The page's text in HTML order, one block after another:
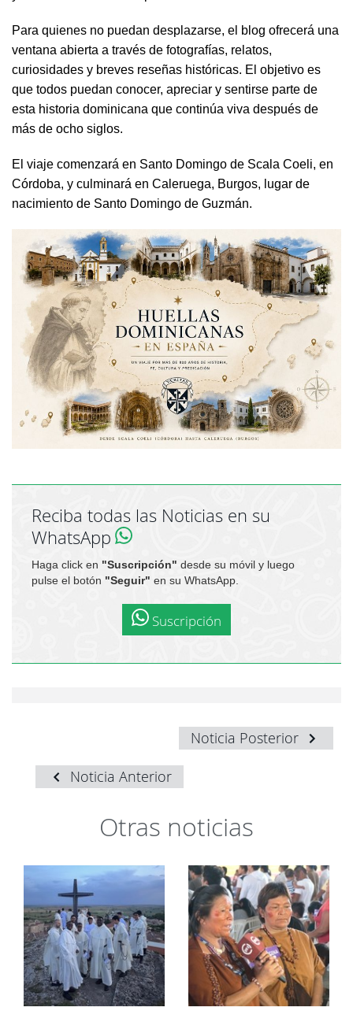
Para quienes no puedan desplazarse, el blog ofrecerá una
ventana abierta a través de fotografías, relatos,
curiosidades y breves reseñas históricas. El objetivo es
que todos puedan conocer, apreciar y sentirse parte de
esta historia dominicana que continúa viva después de
más de ocho siglos.
El viaje comenzará en Santo Domingo de Scala Coeli, en
Córdoba, y culminará en Caleruega, Burgos, lugar de
nacimiento de Santo Domingo de Guzmán.
Reciba todas las Noticias en su
WhatsApp
Haga click en "Suscripción" desde su móvil y luego
pulse el botón "Seguir" en su WhatsApp.
Suscripción
Noticia Posterior
Noticia Anterior
Otras noticias